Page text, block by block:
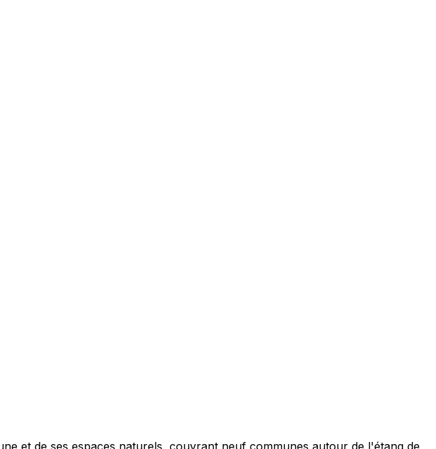
et de ses espaces naturels, couvrant neuf communes autour de l'étang de